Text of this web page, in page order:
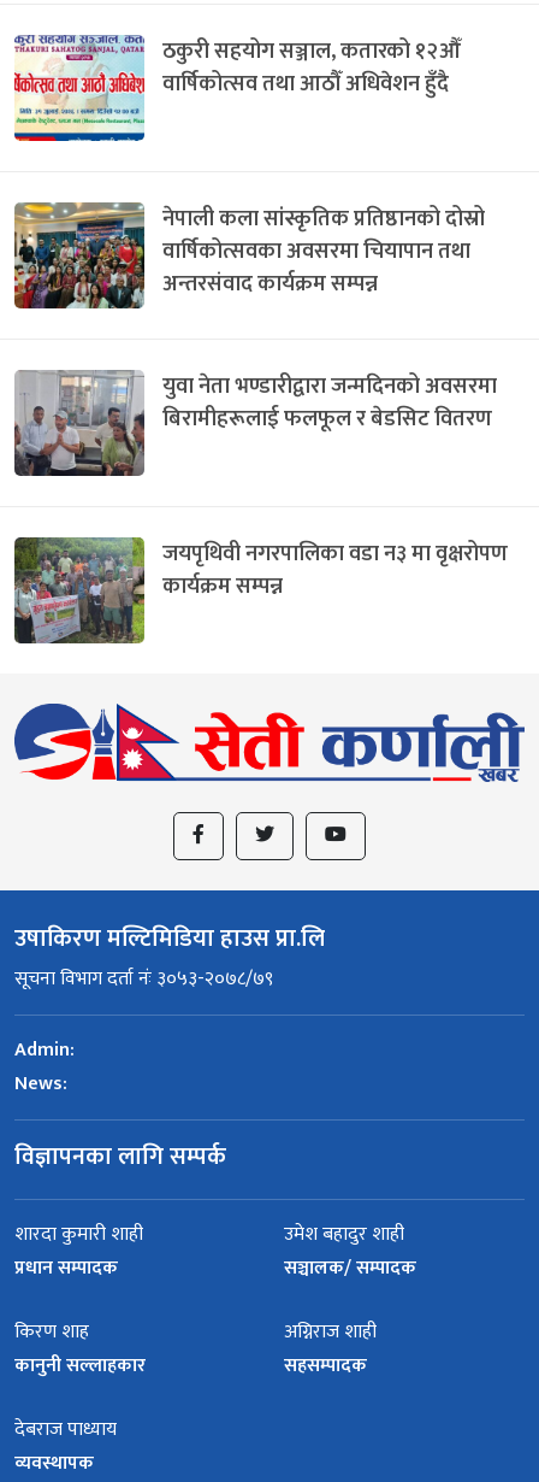
ठकुरी सहयोग सञ्जाल, कतारको १२औँ
वार्षिकोत्सव तथा आठौँ अधिवेशन हुँदै
नेपाली कला सांस्कृतिक प्रतिष्ठानको दोस्रो
वार्षिकोत्सवका अवसरमा चियापान तथा
अन्तरसंवाद कार्यक्रम सम्पन्न
युवा नेता भण्डारीद्वारा जन्मदिनको अवसरमा
बिरामीहरूलाई फलफूल र बेडसिट वितरण
जयपृथिवी नगरपालिका वडा न३ मा वृक्षरोपण
कार्यक्रम सम्पन्न
उषाकिरण मल्टिमिडिया हाउस प्रा.लि
सूचना विभाग दर्ता नंः ३०५३-२०७८/७९
Admin:
News:
विज्ञापनका लागि सम्पर्क
शारदा कुमारी शाही
प्रधान सम्पादक
उमेश बहादुर शाही
सञ्चालक/ सम्पादक
किरण शाह
कानुनी सल्लाहकार
अग्निराज शाही
सहसम्पादक
देबराज पाध्याय
व्यवस्थापक